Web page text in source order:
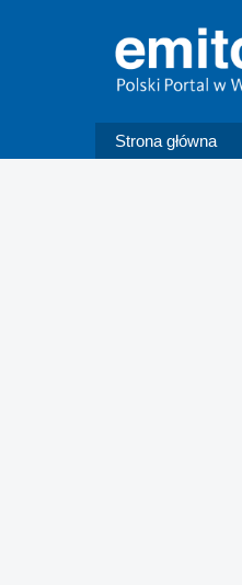
Strona główna